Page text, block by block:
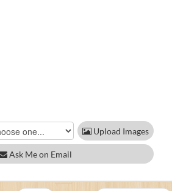
Upload Images
Ask Me on Email